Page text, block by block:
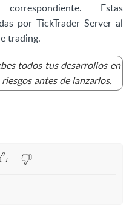
Estas
por TickTrader Server al
trading.
todos tus desarrollos en
antes de lanzarlos.